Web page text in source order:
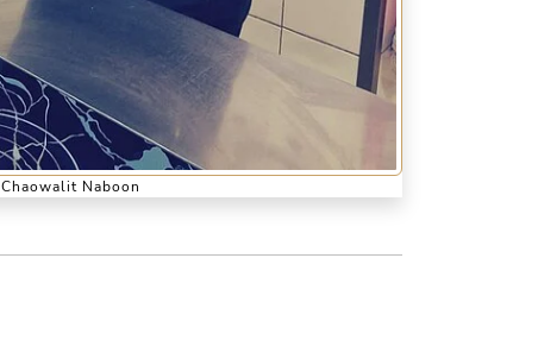
Chaowalit Naboon